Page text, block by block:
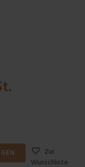
Zur
Wunschliste